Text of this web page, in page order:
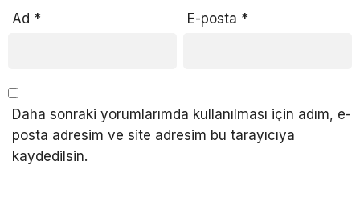
Ad * E-posta *
Daha sonraki yorumlarımda kullanılması için adım, e-
posta adresim ve site adresim bu tarayıcıya
kaydedilsin.